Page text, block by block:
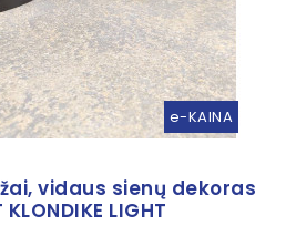
e-KAINA
vidaus sienų dekoras
LIGHT